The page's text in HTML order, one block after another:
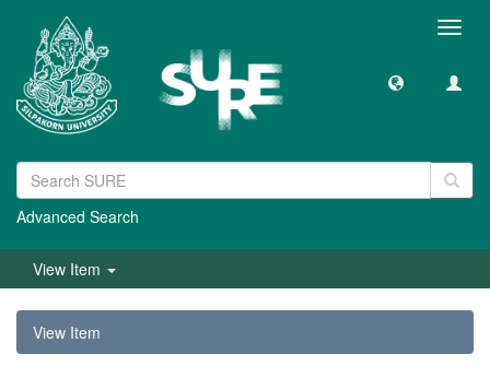
Advanced Search
View Item
View Item